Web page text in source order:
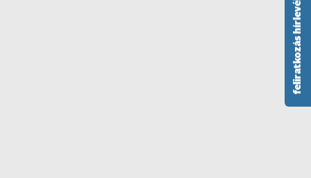
feliratkozás hírlevélre